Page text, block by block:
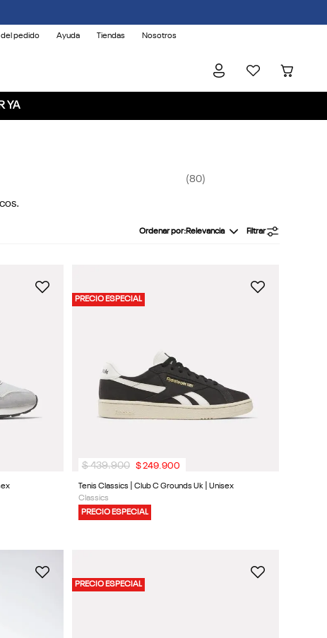
pedido Ayuda Tiendas Nosotros
YA
80
Ordenar por Relevancia Filtrar
PRECIO ESPECIAL
Tenis Classics | Club C Grounds Uk | Unisex
Classics
PRECIO ESPECIAL
$ 439.900 $249. 900
PRECIO ESPECIAL